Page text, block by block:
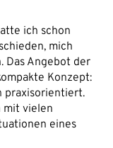
ich schon
mich
Das Angebot der
Konzept:
praxisorientiert.
mit vielen
eines